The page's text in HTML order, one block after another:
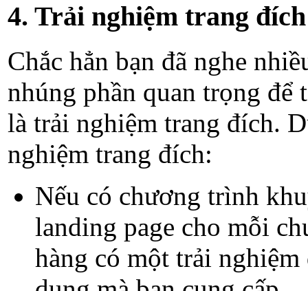
4. Trải nghiệm trang
Chắc hẳn bạn đã nghe
nhúng phần quan trọng để
là trải nghiệm trang đích.
nghiệm trang đích:
Nếu có chương trình
landing page cho mỗi
hàng có một trải